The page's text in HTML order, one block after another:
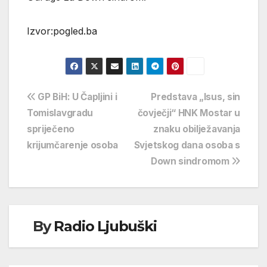
Izvor:pogled.ba
Navigacija
objava
Predstava „Isus, sin
čovječji“ HNK Mostar u
znaku obilježavanja
Svjetskog dana osoba s
Down sindromom
GP BiH: U Čapljini i
Tomislavgradu
spriječeno
krijumčarenje osoba
ByRadio Ljubuški